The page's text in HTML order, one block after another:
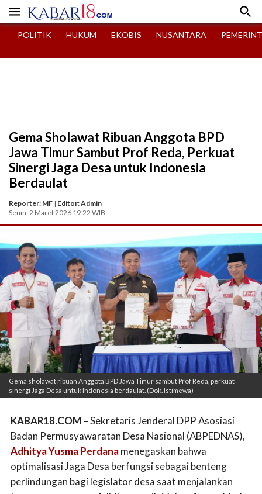
 
POLITIK HUKUM EKOBIS NUSANTARA
Gema Sholawat Ribuan Anggota BPD
Jawa Timur Sambut Prof Reda, Perkuat
Sinergi Jaga Desa untuk Indonesia
Berdaulat
Reporter: MF | Editor: Admin
Senin, 2 Maret 2026 19:22 WIB
Gema sholawat ribuan Anggota BPD Jawa Timur sambut Prof Reda, perkuat
sinergi Jaga Desa untuk Indonesia berdaulat. (Dok. Istimewa)
KABAR18.COM– Sekretaris Jenderal DPP Asosiasi
Badan Permusyawaratan Desa Nasional (ABPEDNAS),
Adhitya Yusma Perdanamenegaskan bahwa
optimalisasi Jaga Desa berfungsi sebagai benteng
perlindungan bagi legislator desa saat menjalankan